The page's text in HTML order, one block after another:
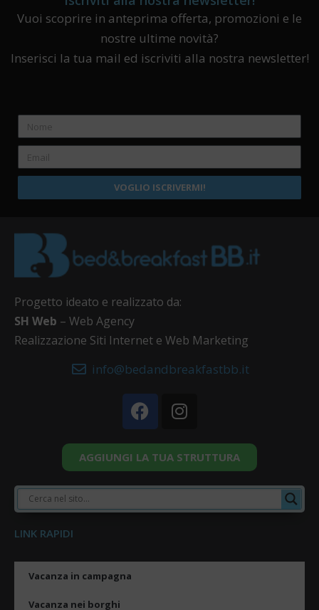
Vuoi scoprire in anteprima offerta, promozioni e le
nostre ultime novità?
Inserisci la tua mail ed iscriviti alla nostra newsletter!
VOGLIO ISCRIVERMI!
Progetto ideato e realizzato da:
SH Web – Web Agency
Realizzazione Siti Internet e Web Marketing
info@bedandbreakfastbb.it
AGGIUNGI LA TUA STRUTTURA
LINK RAPIDI
Vacanza in campagna
Vacanza nei borghi